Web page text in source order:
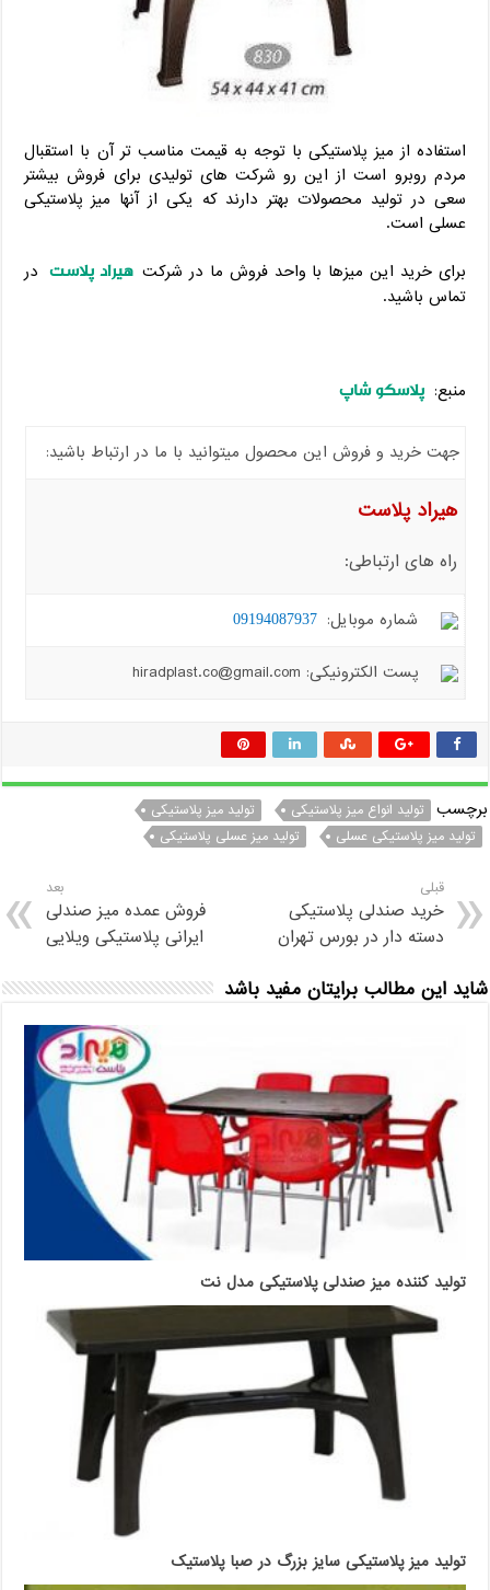
استفاده از میز پلاستیکی با توجه به قیمت مناسب تر آن با استقبال
مردم روبرو است از این رو شرکت های تولیدی برای فروش بیشتر
سعی در تولید محصولات بهتر دارند که یکی از آنها میز پلاستیکی
عسلی است.
برای خرید این میزها با واحد فروش ما در شرکت هیراد پلاست در
تماس باشید.
منبع: پلاسکو شاپ
جهت خرید و فروش این محصول میتوانید با ما در ارتباط باشید:
هیراد پلاست
راه های ارتباطی:
شماره موبایل: 09194087937
پست الکترونیکی: hiradplast.co@gmail.com
برچسب تولید انواع میز پلاستیکی
تولید میز پلاستیکی
تولید میز پلاستیکی عسلی
تولید میز عسلی پلاستیکی
قبلی
خرید صندلی پلاستیکی
دسته دار در بورس تهران
بعد
فروش عمده میز صندلی
ایرانی پلاستیکی ویلایی
شاید این مطالب برایتان مفید باشد
تولید کننده میز صندلی پلاستیکی مدل نت
تولید میز پلاستیکی سایز بزرگ در صبا پلاستیک